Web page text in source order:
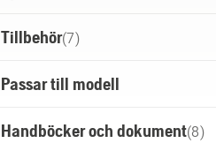
Tillbehör(7)
Passar till modell
Handböcker och dokument(8)